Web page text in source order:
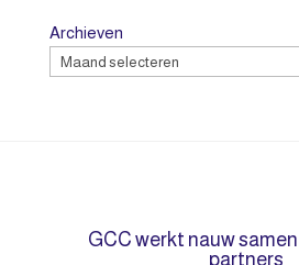
Archieven
GCC werkt nauw
partners